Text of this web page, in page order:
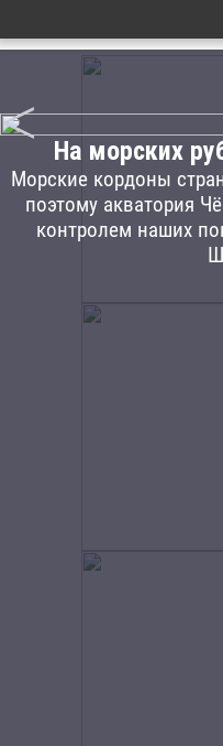
< На морских
Морские кордоны
поэтому акватория
контролем наших